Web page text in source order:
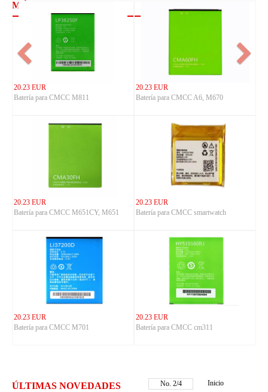
MÓVILES CMCC
20.23 EUR
Batería para CMCC M811
20.23 EUR
Batería para CMCC A6, M670
20.23 EUR
Batería para CMCC M651CY, M651
20.23 EUR
Batería para CMCC smartwatch
20.23 EUR
Batería para CMCC M701
20.23 EUR
Batería para CMCC cm311
ÚLTIMAS NOVEDADES No. 2/4 Inicio